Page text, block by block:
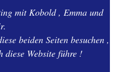
mit Kobold , Emma und
beiden Seiten besuchen ,
diese Website führe !